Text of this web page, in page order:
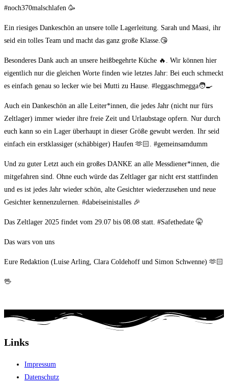
#noch370malschlafen 🥳
Ein riesiges Dankeschön an unsere tolle Lagerleitung. Sarah und Maasi, ihr
seid ein tolles Team und macht das ganz große Klasse.😘
Besonderes Dank auch an unsere heißbegehrte Küche 🔥. Wir können hier
eigentlich nur die gleichen Worte finden wie letztes Jahr: Bei euch schmeckt
es einfach genau so lecker wie bei Mutti zu Hause. #leggaschmegga🧑‍🍳
Auch ein Dankeschön an alle Leiter*innen, die jedes Jahr (nicht nur fürs
Zeltlager) immer wieder ihre freie Zeit und Urlaubstage opfern. Nur durch
euch kann so ein Lager überhaupt in dieser Größe gewubt werden. Ihr seid
einfach ein erstklassiger (schäbbiger) Haufen 🫶🏻. #gemeinsamdumm
Und zu guter Letzt auch ein großes DANKE an alle Messdiener*innen, die
mitgefahren sind. Ohne euch würde das Zeltlager gar nicht erst stattfinden
und es ist jedes Jahr wieder schön, alte Gesichter wiederzusehen und neue
Gesichter kennenzulernen. #dabeiseinistalles 🎉
Das Zeltlager 2025 findet vom 29.07 bis 08.08 statt. #Safethedate 🤫
Das wars von uns
Eure Redaktion (Luise Arling, Clara Coldehoff und Simon Schwenne) 🫶🏻
🖖
Links
Impressum
Datenschutz